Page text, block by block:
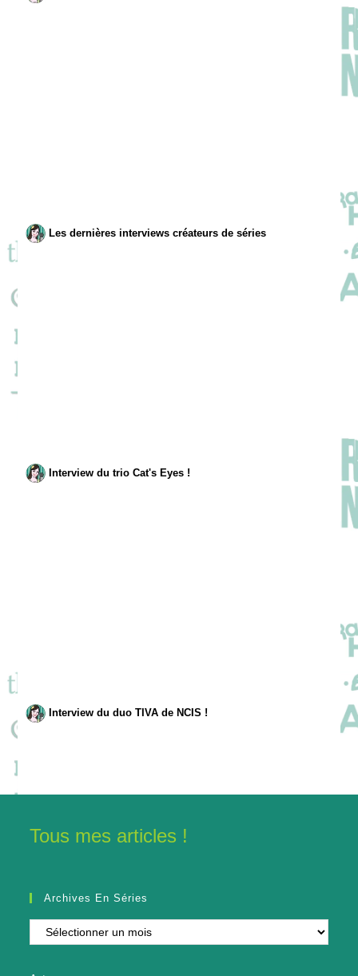
Les dernières interviews créateurs de séries
Interview du trio Cat's Eyes !
Interview du duo TIVA de NCIS !
Tous mes articles !
Archives En Séries
Archives
en